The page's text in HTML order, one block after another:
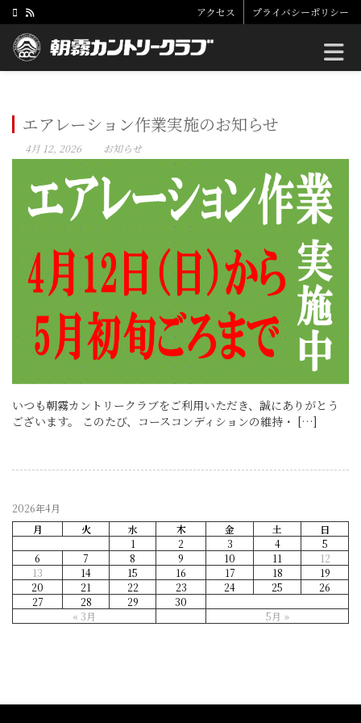
アクセス プライバシーポリシー
エアレーション作業実施のお知らせ
4月 12, 2026 お知らせ
いつも朝霧カントリークラブをご利用いただき、誠にありがとう
ございます。 このたび、コースコンディションの維持・ […]
2026年4月
月
火 水 木 金 土 日
« 3月 5月 »
1 2 3 4
5
6
7 8 9 10 11
12
13
14 15 16 17 18
19
20
21 22 23 24 25
26
27
28 29 30